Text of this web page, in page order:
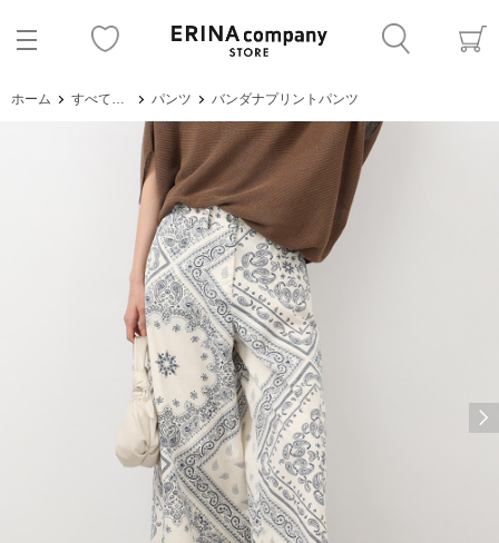
ホーム すべてのアイテム パンツ バンダナプリントパンツ